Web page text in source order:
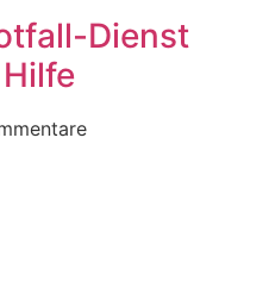
Dienst